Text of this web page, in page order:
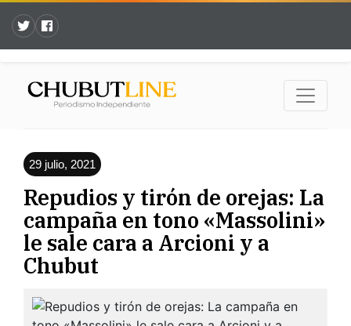
29 julio, 2021
Repudios y tirón de orejas: La
campaña en tono «Massolini»
le sale cara a Arcioni y a
Chubut